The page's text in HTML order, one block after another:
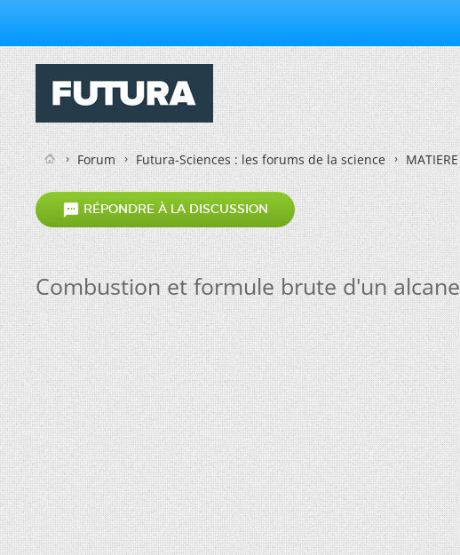
Forum Futura-Sciences : les forums de la science MATIERE
 RÉPONDRE À LA DISCUSSION
Combustion et formule brute d'un alcane